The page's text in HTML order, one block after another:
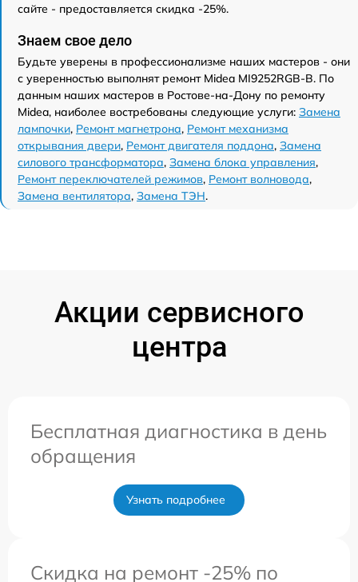
сайте - предоставляется скидка -25%.
Знаем свое дело
Будьте уверены в профессионализме наших мастеров - они
с уверенностью выполнят ремонт Midea MI9252RGB-B. По
данным наших мастеров в Ростове-на-Дону по ремонту
Midea, наиболее востребованы следующие услуги: Замена
лампочки, Ремонт магнетрона, Ремонт механизма
открывания двери, Ремонт двигателя поддона, Замена
силового трансформатора, Замена блока управления,
Ремонт переключателей режимов, Ремонт волновода,
Замена вентилятора, Замена ТЭН.
Акции сервисного
центра
Бесплатная диагностика в день
обращения
Узнать подробнее
Скидка на ремонт -25% по